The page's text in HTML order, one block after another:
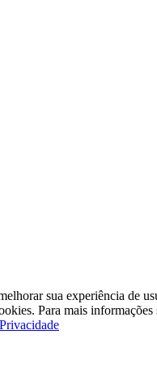
sua experiência de
Para mais